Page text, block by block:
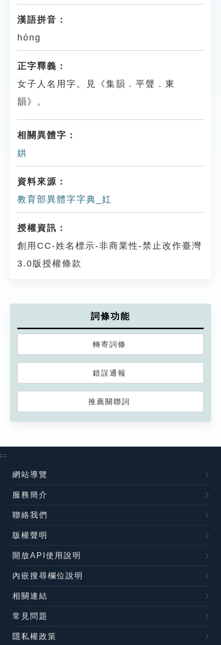
漢語拼音：
hóng
正字釋義：
女子人名用字。見《集韻．平聲．東
韻》。
相關異體字：
娂
資料來源：
教育部異體字字典_妅
授權資訊：
創用CC-姓名標示-非商業性-禁止改作臺灣
3.0版授權條款
詞條功能
轉寄詞條
錯誤通報
推薦關聯詞
:::
網站導覽
服務簡介
聯絡我們
版權聲明
開放API使用說明
內嵌搜尋欄位說明
相關連結
常見問題
隱私權政策